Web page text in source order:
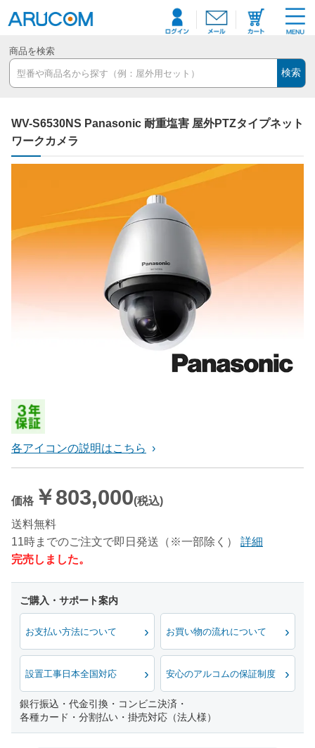
商品を検索
検索
WV-S6530NS Panasonic 耐重塩害 屋外PTZタイプネット
ワークカメラ
各アイコンの説明はこちら
価格 ￥803,000(税込)
送料無料
11時までのご注文で即日発送（※一部除く）
詳細
完売しました。
お支払い方法について お買い物の流れについて
設置工事日本全国対応 安心のアルコムの保証制度
銀行振込・代金引換・コンビニ決済・
各種カード・分割払い・掛売対応（法人様）